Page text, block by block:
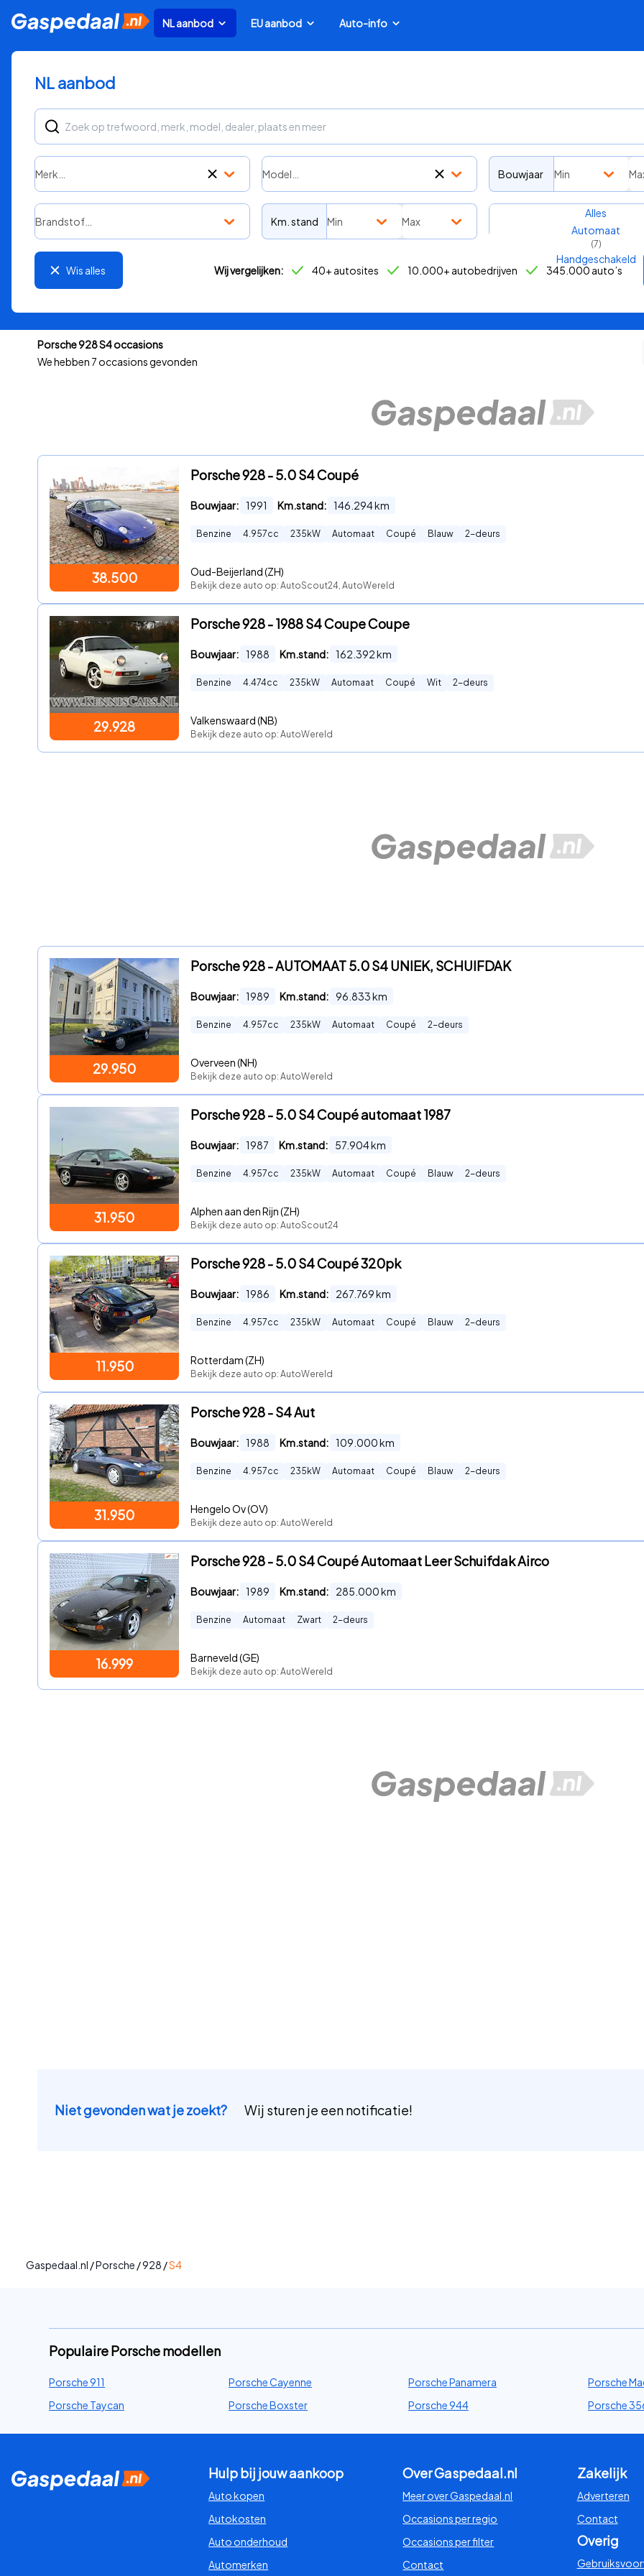
NL aanbod EU aanbod Auto-info
NL aanbod
Merk… Model… Bouwjaar Min
Brandstof… Km. stand Min Max
Transmissie
Alles
Automaat
(7)
Handgeschakeld
Wis alles Wij vergelijken: 40+ autosites 10.000+ autobedrijven 345.000 auto’s
Porsche 928 S4 occasions
We hebben 7 occasions gevonden
38.500
Porsche 928 - 5.0 S4 Coupé
Bouwjaar: 1991 Km.stand: 146.294km
Benzine 4.957cc 235 kW Automaat Coupé Blauw 2-deurs
Oud-Beijerland (ZH)
Bekijk deze auto op: AutoScout24, AutoWereld
29.928
Porsche 928 - 1988 S4 Coupe Coupe
Bouwjaar: 1988 Km.stand: 162.392km
Benzine 4.474cc 235 kW Automaat Coupé Wit 2-deurs
Valkenswaard (NB)
Bekijk deze auto op: AutoWereld
29.950
Porsche 928 - AUTOMAAT 5.0 S4 UNIEK, SCHUIFDAK
Bouwjaar: 1989 Km.stand: 96.833km
Benzine 4.957cc 235 kW Automaat Coupé 2-deurs
Overveen (NH)
Bekijk deze auto op: AutoWereld
31.950
Porsche 928 - 5.0 S4 Coupé automaat 1987
Bouwjaar: 1987 Km.stand: 57.904km
Benzine 4.957cc 235 kW Automaat Coupé Blauw 2-deurs
Alphen aan den Rijn (ZH)
Bekijk deze auto op: AutoScout24
11.950
Porsche 928 - 5.0 S4 Coupé 320pk
Bouwjaar: 1986 Km.stand: 267.769km
Benzine 4.957cc 235 kW Automaat Coupé Blauw 2-deurs
Rotterdam (ZH)
Bekijk deze auto op: AutoWereld
31.950
Porsche 928 - S4 Aut
Bouwjaar: 1988 Km.stand: 109.000km
Benzine 4.957cc 235 kW Automaat Coupé Blauw 2-deurs
Hengelo Ov (OV)
Bekijk deze auto op: AutoWereld
16.999
Porsche 928 - 5.0 S4 Coupé Automaat Leer Schuifdak Airco
Bouwjaar: 1989 Km.stand: 285.000km
Benzine Automaat Zwart 2-deurs
Barneveld (GE)
Bekijk deze auto op: AutoWereld
Niet gevonden wat je zoekt? Wij sturen je een notificatie!
Gaspedaal.nl /Porsche /928 /S4
Populaire Porsche modellen
Porsche 911 Porsche Cayenne Porsche Panamera
Porsche
Porsche Taycan
Porsche Boxster Porsche 944 Porsche
Hulp bij jouw aankoop
Auto kopen
Autokosten
Auto onderhoud
Automerken
Over Gaspedaal.nl
Meer over Gaspedaal.nl
Occasions per regio
Occasions per filter
Contact
Zakelijk
Adverteren
Contact
Overig